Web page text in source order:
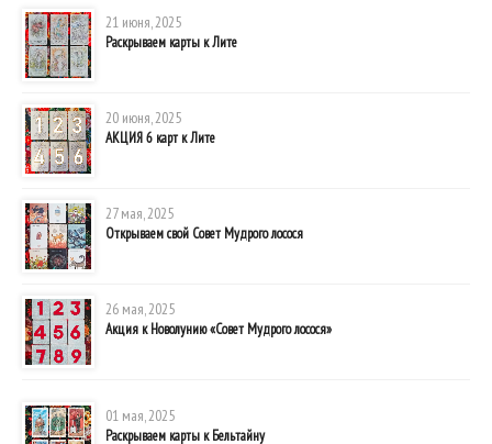
21 июня, 2025
Раскрываем карты к Лите
20 июня, 2025
АКЦИЯ 6 карт к Лите
27 мая, 2025
Открываем свой Совет Мудрого лосося
26 мая, 2025
Акция к Новолунию «Совет Мудрого лосося»
01 мая, 2025
Раскрываем карты к Бельтайну